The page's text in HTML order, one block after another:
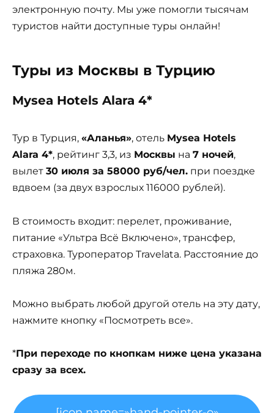
электронную почту. Мы уже помогли тысячам
туристов найти доступные туры онлайн!
Туры из Москвы в Турцию
Mysea Hotels Alara 4*
Тур в Турция, «Аланья», отель Mysea Hotels
Alara 4*, рейтинг 3,3, из Москвы на 7 ночей,
вылет 30 июля за 58000 руб/чел. при поездке
вдвоем (за двух взрослых 116000 рублей).
В стоимость входит: перелет, проживание,
питание «Ультра Всё Включено», трансфер,
страховка. Туроператор Travelata. Расстояние до
пляжа 280м.
Можно выбрать любой другой отель на эту дату,
нажмите кнопку «Посмотреть все».
*При переходе по кнопкам ниже цена указана
сразу за всех.